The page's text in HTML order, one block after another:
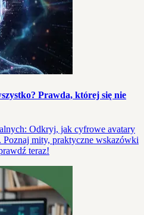
Prawda, której się nie
Odkryj, jak cyfrowe avatary
mity, praktyczne wskazówki
teraz!